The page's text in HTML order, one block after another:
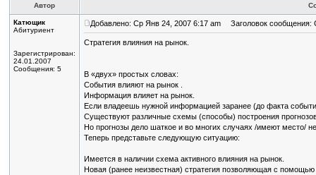
Автор
Катющик
Абитуриент
Зарегистрирован:
24.01.2007
Сообщения: 5
Добавлено: Ср Янв 24, 2007 6:17 am Заголовок сообщения:
Стратегия влияния на рынок.
В «двух» простых словах:
События влияют на рынок .
Информация влияет на рынок.
Если владеешь нужной информацией заранее (до факта
Существуют различные схемы (способы) построения
Но прогнозы дело шаткое и во многих случаях /имеют место/
Теперь представьте следующую ситуацию:
Имеется в наличии схема активного влияния на рынок.
Новая (ранее неизвестная) стратегия позволяющая с